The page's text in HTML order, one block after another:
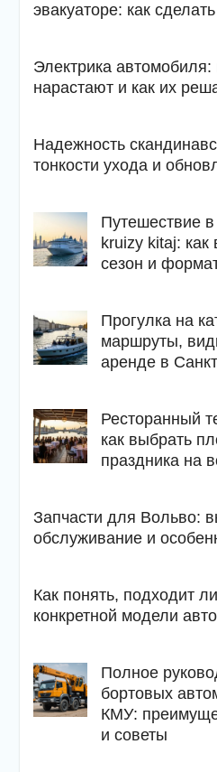
эвакуаторе: как
Электрика
нарастают и как их
Надежность
тонкости ухода и
Путешествие
kruizy kitaj:
сезон и
Прогулка на
маршруты,
аренде в
Ресторанный
как выбрать
праздника на
Запчасти для Вольво:
обслуживание и
Как понять, подходит
конкретной модели
Полное
бортовых
КМУ:
и советы